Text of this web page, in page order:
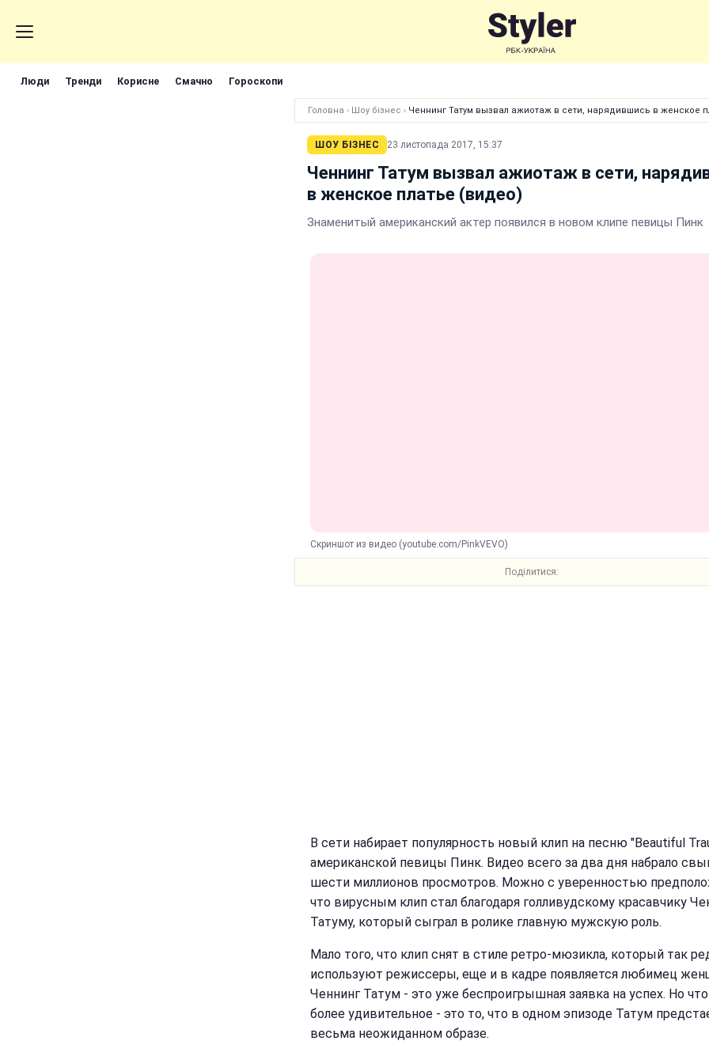
Люди Тренди Корисне Смачно Гороскопи
Головна › Шоу бізнес › Ченнинг Татум вызвал ажиотаж в сети, нарядившись в женское
ШОУ БІЗНЕС 23 листопада 2017, 15:37
Ченнинг Татум вызвал ажиотаж в сети,
в женское платье (видео)
Знаменитый американский актер появился в новом клипе певицы Пинк
Скриншот из видео (youtube.com/PinkVEVO)
Поділитися:
В сети набирает популярность новый клип на песню "Beautiful
американской певицы Пинк. Видео всего за два дня набрало
шести миллионов просмотров. Можно с уверенностью
что вирусным клип стал благодаря голливудскому красавчику
Татуму, который сыграл в ролике главную мужскую роль.
Мало того, что клип снят в стиле ретро-мюзикла, который так
используют режиссеры, еще и в кадре появляется любимец
Ченнинг Татум - это уже беспроигрышная заявка на успех. Но
более удивительное - это то, что в одном эпизоде Татум
весьма неожиданном образе.